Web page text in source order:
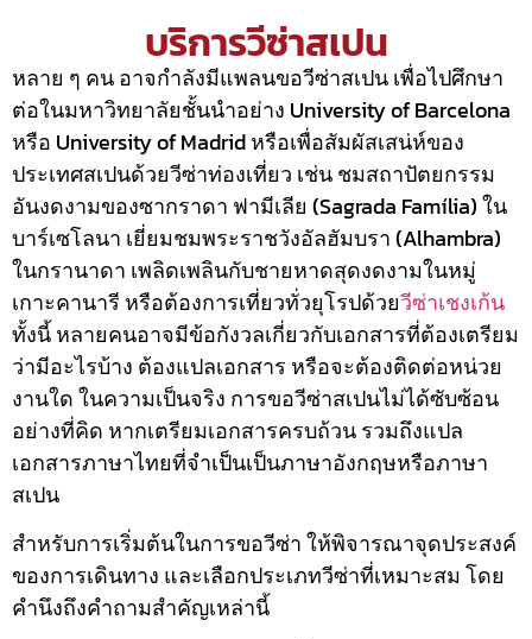
บริการวีซ่าสเปน
หลาย ๆ คน อาจกำลังมีแพลนขอวีซ่าสเปน เพื่อไปศึกษา
ต่อในมหาวิทยาลัยชั้นนำอย่าง University of Barcelona
หรือ University of Madrid หรือเพื่อสัมผัสเสน่ห์ของ
ประเทศสเปนด้วยวีซ่าท่องเที่ยว เช่น ชมสถาปัตยกรรม
อันงดงามของซากราดา ฟามีเลีย (Sagrada Família) ใน
บาร์เซโลนา เยี่ยมชมพระราชวังอัลฮัมบรา (Alhambra)
ในกรานาดา เพลิดเพลินกับชายหาดสุดงดงามในหมู่
เกาะคานารี หรือต้องการเที่ยวทั่วยุโรปด้วยวีซ่าเชงเก้น
ทั้งนี้ หลายคนอาจมีข้อกังวลเกี่ยวกับเอกสารที่ต้องเตรียม
ว่ามีอะไรบ้าง ต้องแปลเอกสาร หรือจะต้องติดต่อหน่วย
งานใด ในความเป็นจริง การขอวีซ่าสเปนไม่ได้ซับซ้อน
อย่างที่คิด หากเตรียมเอกสารครบถ้วน รวมถึงแปล
เอกสารภาษาไทยที่จำเป็นเป็นภาษาอังกฤษหรือภาษา
สเปน
สำหรับการเริ่มต้นในการขอวีซ่า ให้พิจารณาจุดประสงค์
ของการเดินทาง และเลือกประเภทวีซ่าที่เหมาะสม โดย
คำนึงถึงคำถามสำคัญเหล่านี้